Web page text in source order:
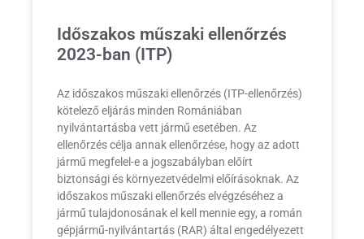
Időszakos műszaki ellenőrzés
2023-ban (ITP)
Az időszakos műszaki ellenőrzés (ITP-ellenőrzés)
kötelező eljárás minden Romániában
nyilvántartásba vett jármű esetében. Az
ellenőrzés célja annak ellenőrzése, hogy az adott
jármű megfelel-e a jogszabályban előírt
biztonsági és környezetvédelmi előírásoknak. Az
időszakos műszaki ellenőrzés elvégzéséhez a
jármű tulajdonosának el kell mennie egy, a román
gépjármű-nyilvántartás (RAR) által engedélyezett